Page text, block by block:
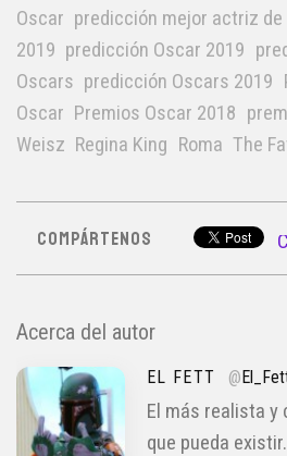
Oscar predicción mejor actriz
2019 predicción Oscar 2019
Oscars predicción Oscars 2019
Oscar Premios Oscar 2018
Weisz Regina King Roma The
COMPÁRTENOS
Acerca del autor
EL FETT @
El más realista y
que pueda